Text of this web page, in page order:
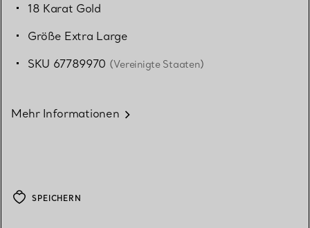
18 Karat Gold
Größe Extra Large
SKU 67789970 (Vereinigte Staaten)
Mehr Informationen
SPEICHERN